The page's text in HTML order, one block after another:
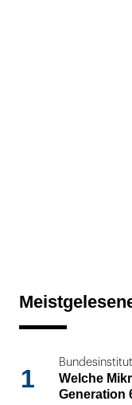
1
Welche
Generation